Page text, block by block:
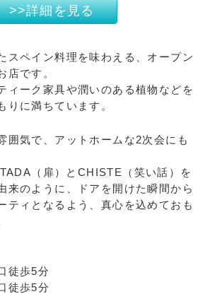
詳細を見る
スペイン料理を味わえる、オープン
店です。
ィーク家具や潤いのある植物などを
りに満ちています。
囲気で、アットホームな2次会にも
（扉）とCHISTE（笑い話）を
来のように、ドアを開けた瞬間から
ティとなるよう、真心を込めておも
徒歩5分
徒歩5分